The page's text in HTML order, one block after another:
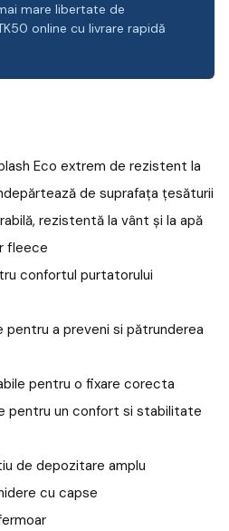
mare libertate de
online cu livrare rapidă
Eco extrem de rezistent la
de suprafața țesăturii
rezistentă la vânt și la apă
fleece
confortul purtatorului
pentru a preveni si pătrunderea
pentru o fixare corecta
pentru un confort si stabilitate
de depozitare amplu
cu capse